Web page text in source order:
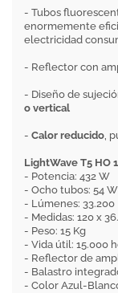
- Tubos
enormemente
electricidad
- Reflector con
- Diseño de
o vertical
- Calor reducido,
LightWave T5 HO
- Potencia: 432 W
- Ocho tubos: 54 W
- Lúmenes: 33.200
- Medidas: 120 x
- Peso: 15 Kg
- Vida útil: 15.000
- Reflector de
- Balastro
- Color Azul-